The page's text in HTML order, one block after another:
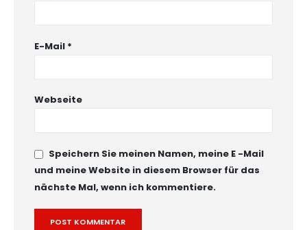
E-Mail *
Webseite
Speichern Sie meinen Namen, meine E -Mail
und meine Website in diesem Browser für das
nächste Mal, wenn ich kommentiere.